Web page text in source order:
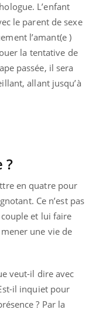
L’enfant
le parent de sexe
l’amant(e )
la tentative de
passée, il sera
allant jusqu’à
?
en quatre pour
Ce n’est pas
et lui faire
une vie de
veut-il dire avec
il inquiet pour
? Par la